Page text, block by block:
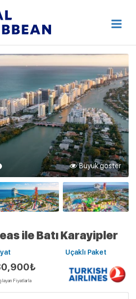
444 80 92
Erken Rezervasyon
Büyük göster
ile Batı Karayipler
Fiyatlarla
Uçaklı Paket